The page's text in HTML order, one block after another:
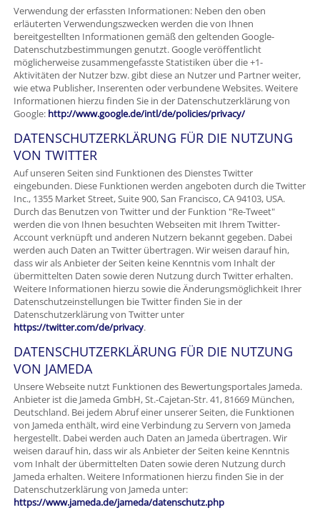
Verwendung der erfassten Informationen: Neben den oben
erläuterten Verwendungszwecken werden die von Ihnen
bereitgestellten Informationen gemäß den geltenden Google-
Datenschutzbestimmungen genutzt. Google veröffentlicht
möglicherweise zusammengefasste Statistiken über die +1-
Aktivitäten der Nutzer bzw. gibt diese an Nutzer und Partner weiter,
wie etwa Publisher, Inserenten oder verbundene Websites. Weitere
Informationen hierzu finden Sie in der Datenschutzerklärung von
Google: http://www.google.de/intl/de/policies/privacy/
DATENSCHUTZERKLÄRUNG FÜR DIE NUTZUNG
VON TWITTER
Auf unseren Seiten sind Funktionen des Dienstes Twitter
eingebunden. Diese Funktionen werden angeboten durch die Twitter
Inc., 1355 Market Street, Suite 900, San Francisco, CA 94103, USA.
Durch das Benutzen von Twitter und der Funktion "Re-Tweet"
werden die von Ihnen besuchten Webseiten mit Ihrem Twitter-
Account verknüpft und anderen Nutzern bekannt gegeben. Dabei
werden auch Daten an Twitter übertragen. Wir weisen darauf hin,
dass wir als Anbieter der Seiten keine Kenntnis vom Inhalt der
übermittelten Daten sowie deren Nutzung durch Twitter erhalten.
Weitere Informationen hierzu sowie die Änderungsmöglichkeit Ihrer
Datenschutzeinstellungen bie Twitter finden Sie in der
Datenschutzerklärung von Twitter unter
https://twitter.com/de/privacy.
DATENSCHUTZERKLÄRUNG FÜR DIE NUTZUNG
VON JAMEDA
Unsere Webseite nutzt Funktionen des Bewertungsportales Jameda.
Anbieter ist die Jameda GmbH, St.-Cajetan-Str. 41, 81669 München,
Deutschland. Bei jedem Abruf einer unserer Seiten, die Funktionen
von Jameda enthält, wird eine Verbindung zu Servern von Jameda
hergestellt. Dabei werden auch Daten an Jameda übertragen. Wir
weisen darauf hin, dass wir als Anbieter der Seiten keine Kenntnis
vom Inhalt der übermittelten Daten sowie deren Nutzung durch
Jameda erhalten. Weitere Informationen hierzu finden Sie in der
Datenschutzerklärung von Jameda unter:
https://www.jameda.de/jameda/datenschutz.php